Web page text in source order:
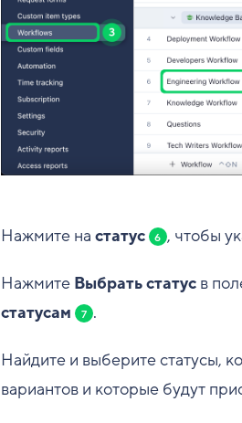
Нажмите на статус 6 , чтобы
Нажмите Выбрать статусв
статусам
7 .
Найдите и выберите статусы,
вариантов и которые будут